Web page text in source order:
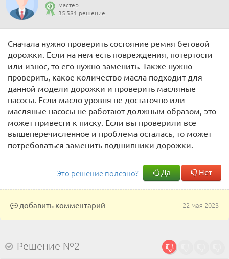
мастер
35 581 решение
Сначала нужно проверить состояние ремня беговой
дорожки. Если на нем есть повреждения, потертости
или износ, то его нужно заменить. Также нужно
проверить, какое количество масла подходит для
данной модели дорожки и проверить масляные
насосы. Если масло уровня не достаточно или
масляные насосы не работают должным образом, это
может привести к писку. Если вы проверили все
вышеперечисленное и проблема осталась, то может
потребоваться заменить подшипники дорожки.
Это решение полезно? Да Нет
22 мая 2023
добавить комментарий
Решение №2